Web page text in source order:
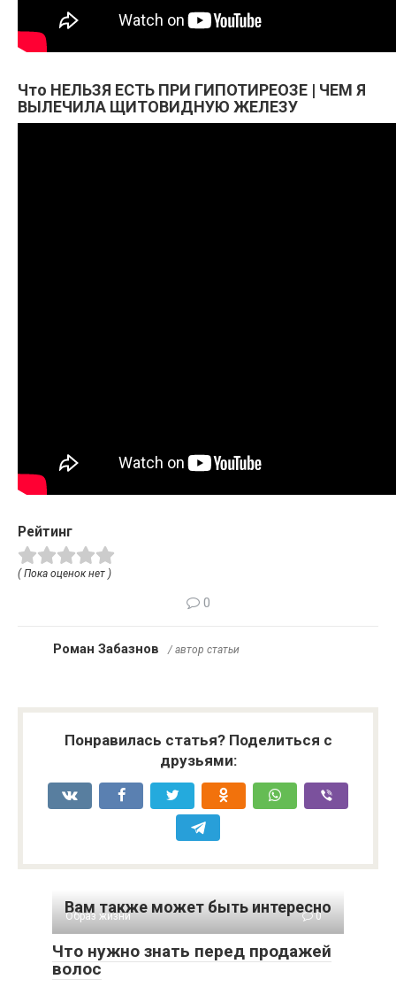
Что НЕЛЬЗЯ ЕСТЬ ПРИ ГИПОТИРЕОЗЕ | ЧЕМ Я
ВЫЛЕЧИЛА ЩИТОВИДНУЮ ЖЕЛЕЗУ
Рейтинг
( Пока оценок нет )
0
Роман Забазнов / автор статьи
Понравилась статья? Поделиться с
друзьями:
Вам также может быть интересно
Образ жизни 0
Что нужно знать перед продажей
волос